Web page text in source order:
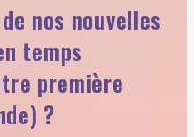
nos nouvelles
temps
première
?